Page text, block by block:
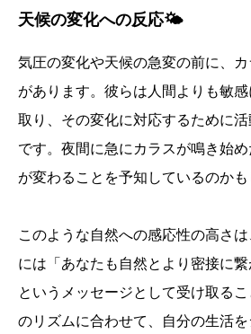
天候の変化への反応🌤️
気圧の変化や天候の急変の前に、
があります。彼らは人間よりも敏
取り、その変化に対応するために
です。夜間に急にカラスが鳴き始
が変わることを予知しているのかも
このような自然への感応性の高さ
には「あなたも自然とより密接に繋
というメッセージとして受け取る
のリズムに合わせて、自分の生活